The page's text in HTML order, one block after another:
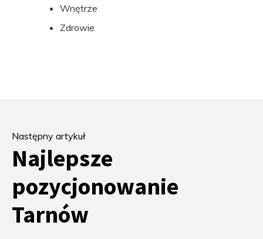
Wnętrze
Zdrowie
Następny artykuł
Najlepsze
pozycjonowanie
Tarnów